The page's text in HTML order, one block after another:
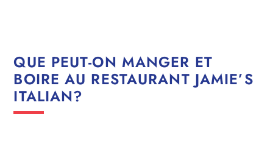
QUE PEUT-ON MANGER ET
BOIRE AU RESTAURANT JAMIE’S
ITALIAN?